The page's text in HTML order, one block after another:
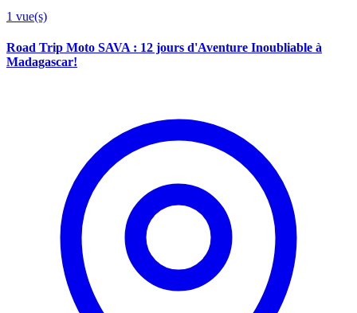
1 vue(s)
Road Trip Moto SAVA : 12 jours d'Aventure Inoubliable à
Madagascar!